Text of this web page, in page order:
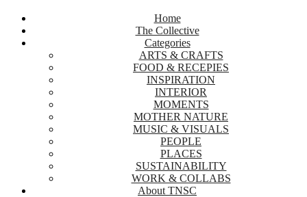
Home
The Collective
Categories
ARTS & CRAFTS
FOOD & RECEPIES
INSPIRATION
INTERIOR
MOMENTS
MOTHER NATURE
MUSIC & VISUALS
PEOPLE
PLACES
SUSTAINABILITY
WORK & COLLABS
About TNSC